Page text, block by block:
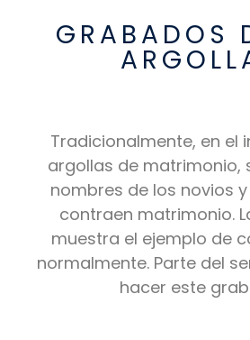
GRABADOS
Tradicionalmente, en el
argollas de matrimonio,
nombres de los novios
contraen matrimonio.
muestra el ejemplo de
normalmente. Parte del
hacer este